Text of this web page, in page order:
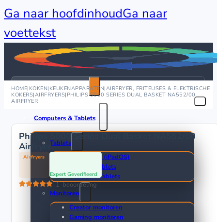
Ga naar hoofdinhoudGa naar
voettekst
Zoeken
Computers & Tablets
Tablets
Apple iPad (iPadOS)
Android Tablets
Windows Tablets
Monitoren
Creator monitoren
Gaming monitoren
HOME| KOKEN| KEUKENAPPARATEN|AIRFRYER, FRITEUSES & ELEKTRISCHE
KOKERS|AIRFRYERS| PHILIPS 5000 SERIES DUAL BASKET NA552/00
AIRFRYER
Philips 5000 Series Dual Basket NA552/00
Airfryer
Airfryers
Expert Geverifieerd
1 beoordeling